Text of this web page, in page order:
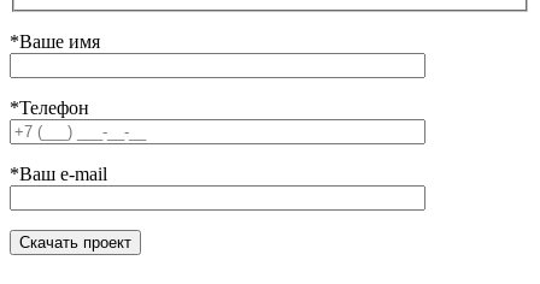
*Ваше имя
*Телефон
*Ваш e-mail